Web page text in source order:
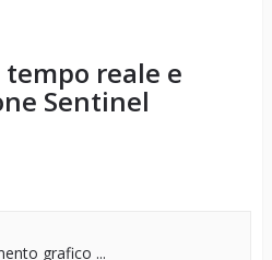
reale e
Sentinel
grafico ...